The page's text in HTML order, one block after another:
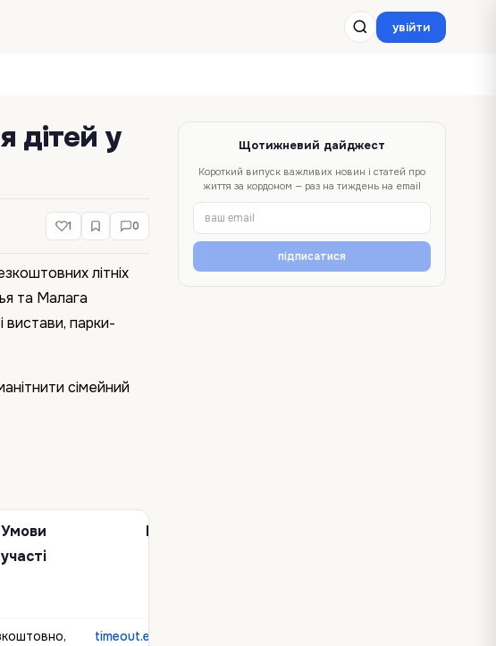
увійти
дітей у
1 0
літніх
та Малага
вистави, парки-
сімейний
Умови
участі
Посилання
timeout.es
Щотижневий дайджест
Короткий випуск важливих новин і статей про
життя за кордоном — раз на тиждень на email
підписатися